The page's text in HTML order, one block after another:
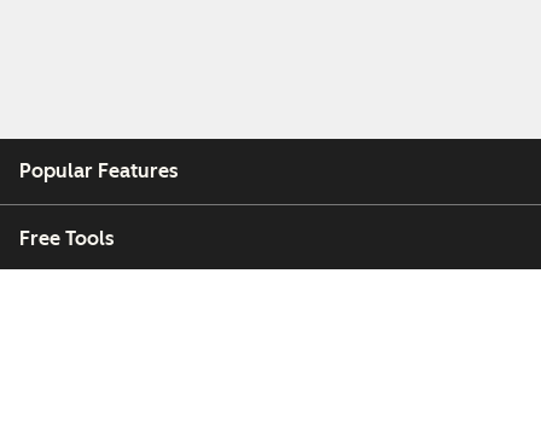
Popular Features
Free Tools